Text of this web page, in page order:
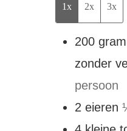
1x 2x 3x
200 gram
zonder
persoon
2 eieren